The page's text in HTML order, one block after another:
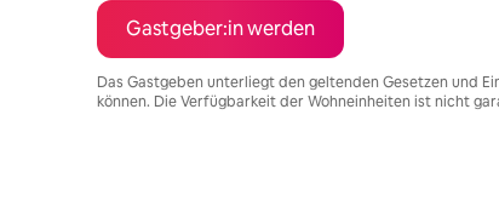
Gastgeber:in werden
Das Gastgeben unterliegt den geltenden Gesetzen und
können. Die Verfügbarkeit der Wohneinheiten ist nicht